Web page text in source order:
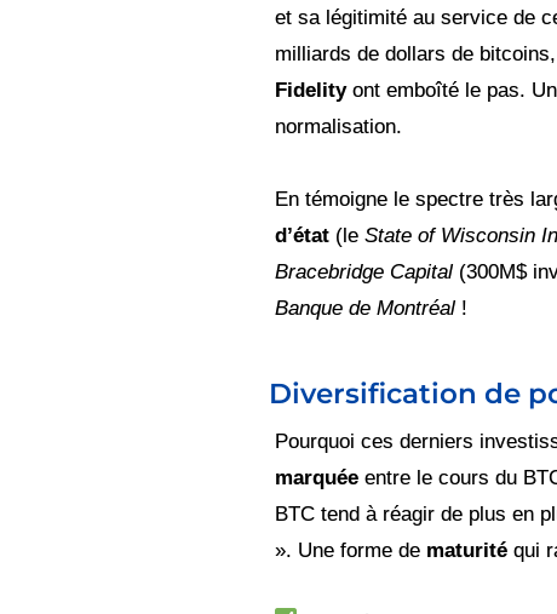
et sa légitimité au service de
milliards de dollars de
Fidelityont emboîté le pas.
normalisation.
En témoigne le spectre très
d’état (le State of Wisconsin
Bracebridge Capital (300M$
Banque de Montréal !
Diversification de
Pourquoi ces derniers
marquée entre le cours du
BTC tend à réagir de plus en
». Une forme de maturité qui